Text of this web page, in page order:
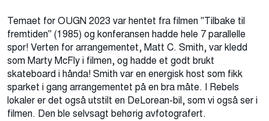
Temaet for OUGN 2023 var hentet fra filmen "Tilbake til
fremtiden" (1985) og konferansen hadde hele 7 parallelle
spor! Verten for arrangementet, Matt C. Smith, var kledd
som Marty McFly i filmen, og hadde et godt brukt
skateboard i hånda! Smith var en energisk host som fikk
sparket i gang arrangementet på en bra måte. I Rebels
lokaler er det også utstilt en DeLorean-bil, som vi også ser i
filmen. Den ble selvsagt behørig avfotografert.